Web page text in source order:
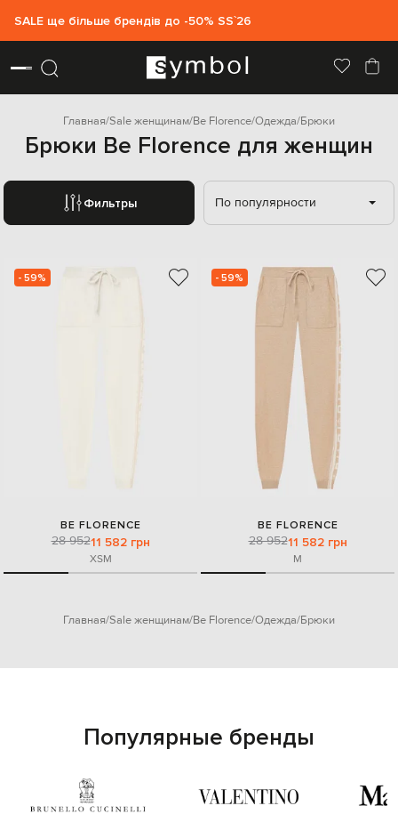
SALE ще більше брендів до -50% SS`26
Главная Sale женщинам Be Florence Одежда Брюки
Брюки Be Florence для женщин
Фильтры По популярности
- 59%
BE FLORENCE
28 95211 582 грн
XSM
- 59%
BE FLORENCE
28 95211 582 грн
M
Главная Sale женщинам Be Florence Одежда Брюки
Популярные бренды